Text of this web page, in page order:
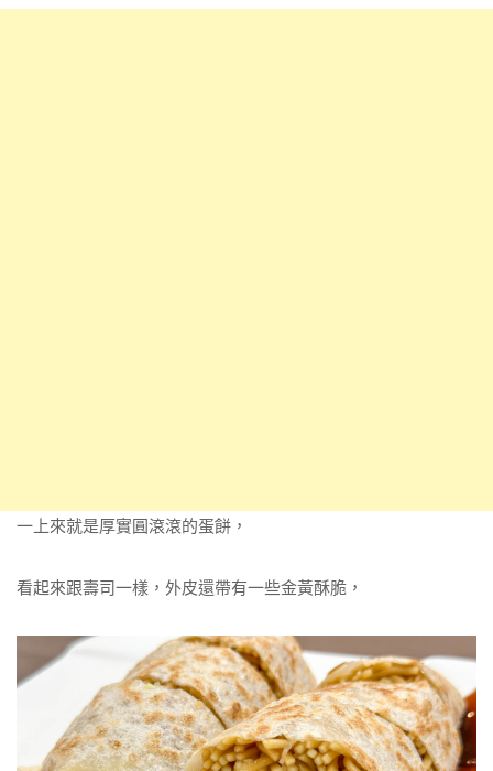
一上來就是厚實圓滾滾的蛋餅，
看起來跟壽司一樣，外皮還帶有一些金黃酥脆，